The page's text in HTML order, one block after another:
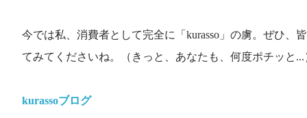
今では私、消費者として完全に「kurasso」の虜。ぜひ、
てみてくださいね。（きっと、あなたも、何度ポチッと...
kurassoブログ